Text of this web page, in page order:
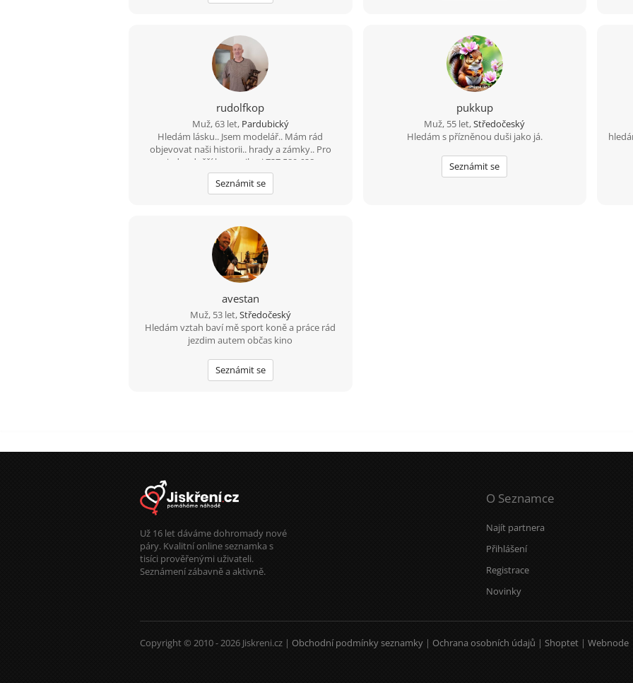
rudolfkop
Muž, 63 let, Pardubický
Hledám lásku.. Jsem modelář.. Mám rád
objevovat naši historii.. hrady a zámky.. Pro
jednodušší komunikaci 737 580 628
Seznámit se
pukkup
Muž, 55 let,Středočeský
Hledám s přízněnou duši jako já.
Seznámit se
avestan
Muž, 53 let,Středočeský
Hledám vztah baví mě sport koně a práce rád
jezdim autem občas kino
Seznámit se
Už 16 let dáváme dohromady nové
páry. Kvalitní online seznamka s
tisíci prověřenými uživateli.
Seznámení zábavně a aktivně.
O Seznamce
Najít partnera
Přihlášení
Registrace
Novinky
Copyright © 2010 - 2026 Jiskreni.cz | Obchodní podmínky seznamky | Ochrana osobních údajů | Shoptet | Webnode